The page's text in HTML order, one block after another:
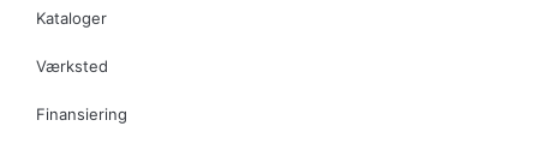
Kataloger
Værksted
Finansiering